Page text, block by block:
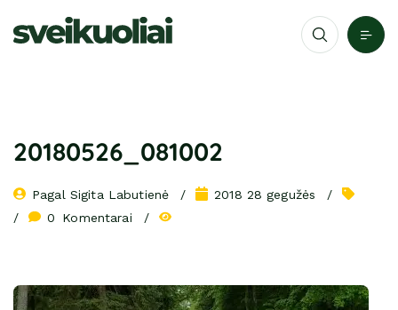
20180526_081002
Pagal Sigita Labutienė
2018 28 gegužės
0
Komentarai